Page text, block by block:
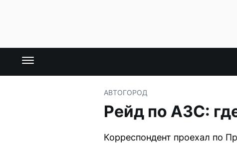
АВТОГОРОД
Рейд по АЗС:
Корреспондент проехал по